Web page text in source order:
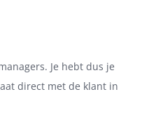
Je hebt dus je
direct met de klant in